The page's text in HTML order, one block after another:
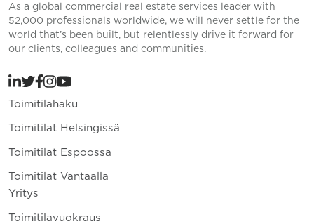
As a global commercial real estate services leader with
52,000 professionals worldwide, we will never settle for the
world that’s been built, but relentlessly drive it forward for
our clients, colleagues and communities.
Toimitilahaku
Toimitilat Helsingissä
Toimitilat Espoossa
Toimitilat Vantaalla
Yritys
Toimitilavuokraus